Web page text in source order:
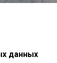
данных